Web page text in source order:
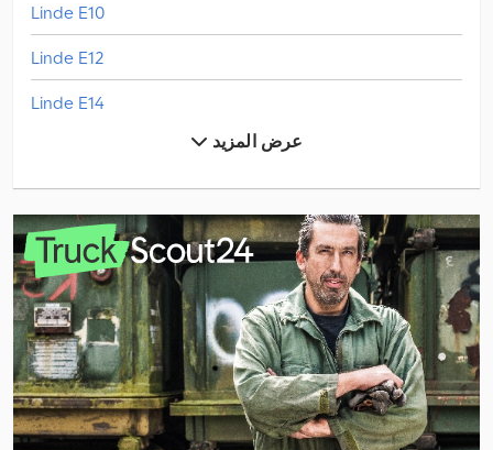
Linde E10
Linde E12
Linde E14
Linde E16P
Linde H 30
Linde H14D
Linde H16D
Linde H20D
Linde H20T
عرض المزيد